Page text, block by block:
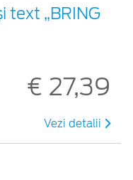
text „BRING
€ 27,39
Vezi detalii